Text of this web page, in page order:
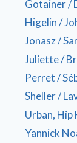
Gotainer /
Higelin /
Jonasz /
Juliette /
Perret /
Sheller /
Urban, Hip
Yannick